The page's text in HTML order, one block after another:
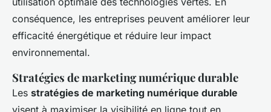
conséquence, les entreprises peuvent améliorer leur
efficacité énergétique et réduire leur impact
environnemental.
Stratégies de marketing numérique durable
Les stratégies de marketing numérique durable
visent à maximiser la visibilité en ligne tout en